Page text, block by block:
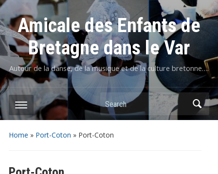
Amicale des Enfants de
Bretagne dans le Var
Autour de la danse, de la musique et de la culture bretonne….
Home » Port-Coton » Port-Coton